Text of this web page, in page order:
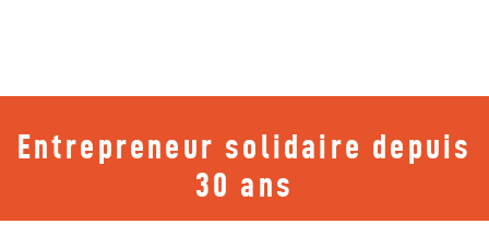
Entrepreneur solidaire depuis
30 ans